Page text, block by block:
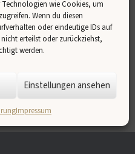
wie Cookies, um
Wenn du diesen
oder eindeutige IDs auf
erteilst oder zurückziehst,
werden.
Einstellungen ansehen
Impressum